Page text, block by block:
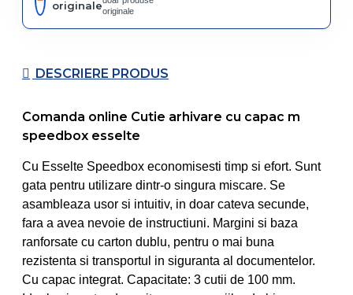
originaleoriginale
DESCRIERE PRODUS
Comanda online Cutie arhivare cu capac m
speedbox esselte
Cu Esselte Speedbox economisesti timp si efort. Sunt
gata pentru utilizare dintr-o singura miscare. Se
asambleaza usor si intuitiv, in doar cateva secunde,
fara a avea nevoie de instructiuni. Margini si baza
ranforsate cu carton dublu, pentru o mai buna
rezistenta si transportul in siguranta al documentelor.
Cu capac integrat. Capacitate: 3 cutii de 100 mm.